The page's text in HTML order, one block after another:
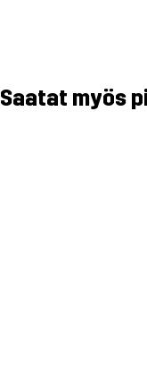
Saatat myös